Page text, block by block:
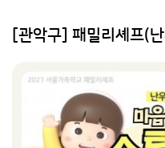
[관악구] 패밀리셰프(